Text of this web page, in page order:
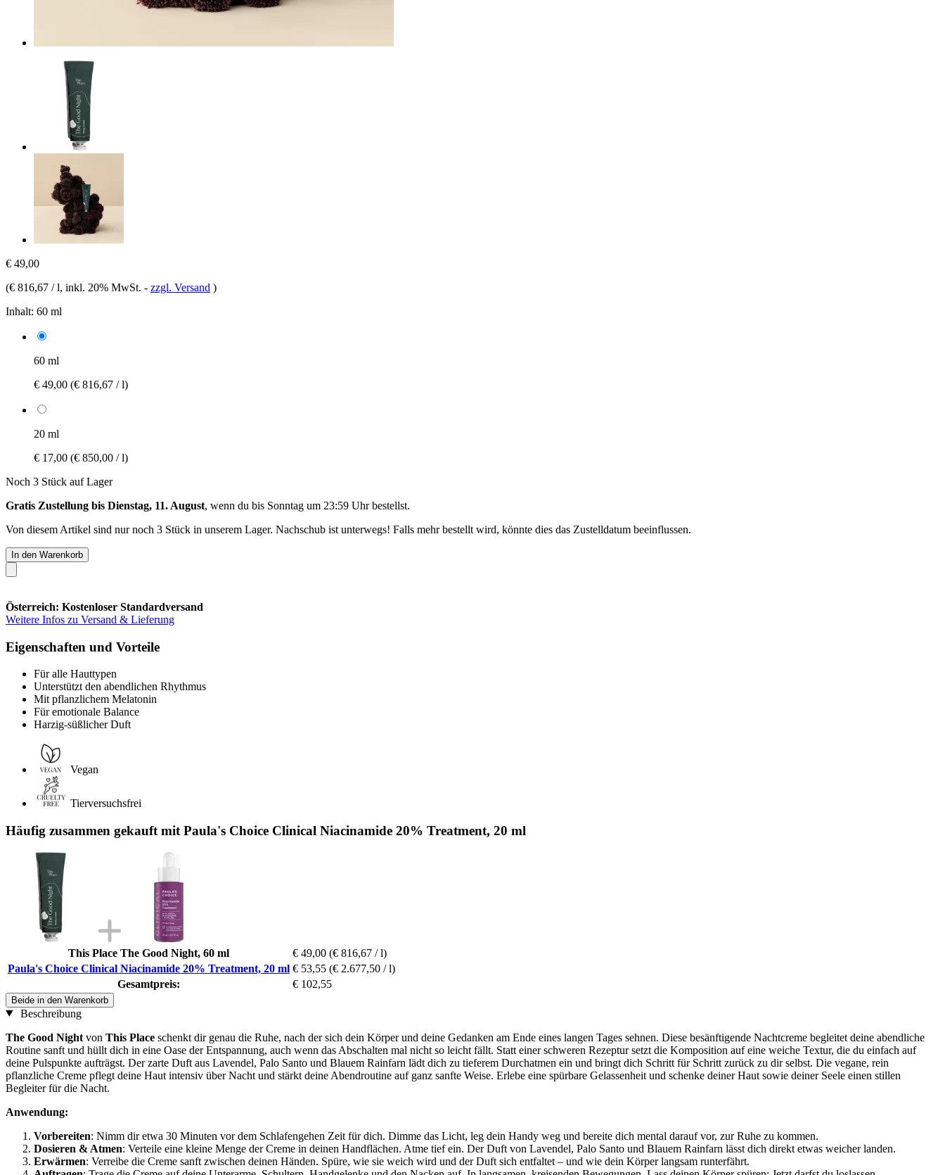
€ 49,00
(€ 816,67 / l, inkl. 20% MwSt. - zzgl. Versand )
Inhalt: 60 ml
60 ml
€ 49,00 (€ 816,67 / l)
20 ml
€ 17,00 (€ 850,00 / l)
Noch 3 Stück auf Lager
Gratis Zustellung bis Dienstag, 11. August, wenn du bis Sonntag um 23:59 Uhrbestellst.
Von diesem Artikel sind nur noch 3 Stück in unserem Lager. Nachschub ist unterwegs! Falls mehr bestellt wird, könnte dies das Zustelldatum beeinflussen.
In den Warenkorb
Österreich: Kostenloser Standardversand
Weitere Infos zu Versand & Lieferung
Eigenschaften und Vorteile
Für alle Hauttypen
Unterstützt den abendlichen Rhythmus
Mit pflanzlichem Melatonin
Für emotionale Balance
Harzig-süßlicher Duft
Vegan
Tierversuchsfrei
Häufig zusammen gekauft mit Paula's Choice Clinical Niacinamide 20% Treatment, 20 ml
This Place The Good Night, 60 ml € 49,00 (€ 816,67 / l)
Paula's Choice Clinical Niacinamide 20% Treatment, 20 ml € 53,55 (€ 2.677,50 / l)
Gesamtpreis:
€ 102,55
Beide in den Warenkorb
Beschreibung
The Good Night von This Place schenkt dir genau die Ruhe, nach der sich dein Körper und deine Gedanken am Ende eines langen Tages sehnen. Diese besänftigende Nachtcreme begleitet deine abendliche
Routine sanft und hüllt dich in eine Oase der Entspannung, auch wenn das Abschalten mal nicht so leicht fällt. Statt einer schweren Rezeptur setzt die Komposition auf eine weiche Textur, die du einfach auf
deine Pulspunkte aufträgst. Der zarte Duft aus Lavendel, Palo Santo und Blauem Rainfarn lädt dich zu tieferem Durchatmen ein und bringt dich Schritt für Schritt zurück zu dir selbst. Die vegane, rein
pflanzliche Creme pflegt deine Haut intensiv über Nacht und stärkt deine Abendroutine auf ganz sanfte Weise. Erlebe eine spürbare Gelassenheit und schenke deiner Haut sowie deiner Seele einen stillen
Begleiter für die Nacht.
Anwendung:
Vorbereiten: Nimm dir etwa 30 Minuten vor dem Schlafengehen Zeit für dich. Dimme das Licht, leg dein Handy weg und bereite dich mental darauf vor, zur Ruhe zu kommen.
Dosieren & Atmen: Verteile eine kleine Menge der Creme in deinen Handflächen. Atme tief ein. Der Duft von Lavendel, Palo Santo und Blauem Rainfarn lässt dich direkt etwas weicher landen.
Erwärmen: Verreibe die Creme sanft zwischen deinen Händen. Spüre, wie sie weich wird und der Duft sich entfaltet – und wie dein Körper langsam runterfährt.